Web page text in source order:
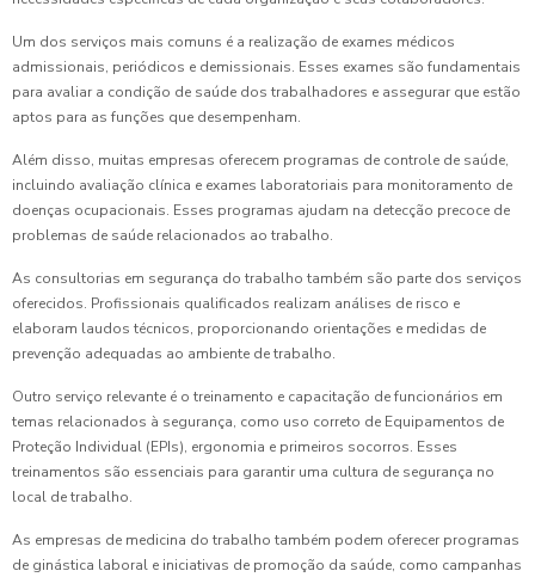
Um dos serviços mais comuns é a realização de exames médicos
admissionais, periódicos e demissionais. Esses exames são fundamentais
para avaliar a condição de saúde dos trabalhadores e assegurar que estão
aptos para as funções que desempenham.
Além disso, muitas empresas oferecem programas de controle de saúde,
incluindo avaliação clínica e exames laboratoriais para monitoramento de
doenças ocupacionais. Esses programas ajudam na detecção precoce de
problemas de saúde relacionados ao trabalho.
As consultorias em segurança do trabalho também são parte dos serviços
oferecidos. Profissionais qualificados realizam análises de risco e
elaboram laudos técnicos, proporcionando orientações e medidas de
prevenção adequadas ao ambiente de trabalho.
Outro serviço relevante é o treinamento e capacitação de funcionários em
temas relacionados à segurança, como uso correto de Equipamentos de
Proteção Individual (EPIs), ergonomia e primeiros socorros. Esses
treinamentos são essenciais para garantir uma cultura de segurança no
local de trabalho.
As empresas de medicina do trabalho também podem oferecer programas
de ginástica laboral e iniciativas de promoção da saúde, como campanhas